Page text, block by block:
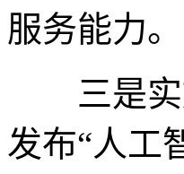
服务能力。
三是实
发布“人工